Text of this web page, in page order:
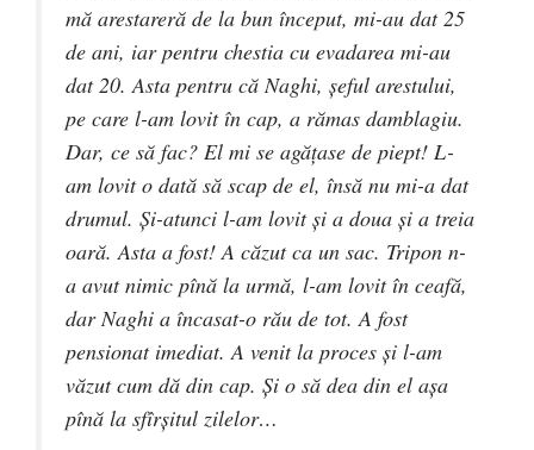
mă arestareră de la bun început, mi-au dat 25
de ani, iar pentru chestia cu evadarea mi-au
dat 20. Asta pentru că Naghi, şeful arestului,
pe care l-am lovit în cap, a rămas damblagiu.
Dar, ce să fac? El mi se agăţase de piept! L-
am lovit o dată să scap de el, însă nu mi-a dat
drumul. Şi-atunci l-am lovit şi a doua şi a treia
oară. Asta a fost! A căzut ca un sac. Tripon n-
a avut nimic pînă la urmă, l-am lovit în ceafă,
dar Naghi a încasat-o rău de tot. A fost
pensionat imediat. A venit la proces şi l-am
văzut cum dă din cap. Şi o să dea din el aşa
pînă la sfîrşitul zilelor…